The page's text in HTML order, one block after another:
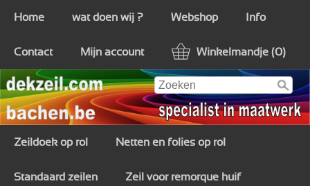
Home wat doen wij ? Webshop Info
Contact Mijn account Winkelmandje (0)
Zeildoek op rol Netten en folies op rol
Standaard zeilen Zeil voor remorque huif